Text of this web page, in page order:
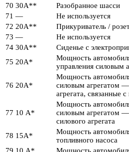
70 30А**
Разобранное шасси
71 —
Не используется
72 20А**
Прикуриватель /
73 —
Не используется
74 30А**
Сиденье с
75 20А*
Мощность
управления силовым
76 20А*
Мощность
силовым агрегатом
агрегата, связанные
77 10 А*
Мощность
силовым агрегатом
силового агрегата
78 15А*
Мощность
топливного насоса
79 10 А*
Мощность